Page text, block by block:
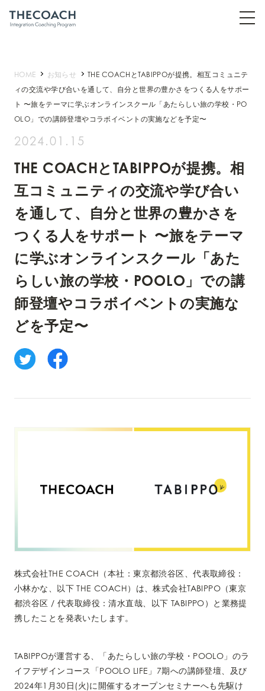
HOME お知らせ
THE COACHとTABIPPOが提携。相互コミュニテ
ィの交流や学び合いを通して、自分と世界の豊かさをつくる人をサポー
ト 〜旅をテーマに学ぶオンラインスクール「あたらしい旅の学校・PO
OLO」での講師登壇やコラボイベントの実施などを予定〜
2024.01.15
THE COACHとTABIPPOが提携。相
互コミュニティの交流や学び合い
を通して、自分と世界の豊かさを
つくる人をサポート 〜旅をテーマ
に学ぶオンラインスクール「あた
らしい旅の学校・POOLO」での講
師登壇やコラボイベントの実施な
どを予定〜
株式会社THE COACH（本社：東京都渋谷区、代表取締役：
小林かな、以下 THE COACH）は、株式会社TABIPPO（東京
都渋谷区 / 代表取締役：清水直哉、以下 TABIPPO）と業務提
携したことを発表いたします。
TABIPPOが運営する、「あたらしい旅の学校・POOLO」のラ
イフデザインコース「POOLO LIFE」7期への講師登壇、及び
2024年1月30日(火)に開催するオープンセミナーへも先駆け